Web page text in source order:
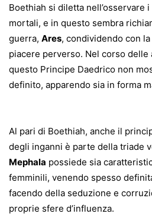
Boethiah si diletta nell’osservare
mortali, e in questo sembra
guerra, Ares, condividendo con
piacere perverso. Nel corso delle
questo Principe Daedrico non
definito, apparendo sia in forma
Al pari di Boethiah, anche il
degli inganni è parte della triade
Mephala possiede sia
femminili, venendo spesso
facendo della seduzione e
proprie sfere d’influenza.